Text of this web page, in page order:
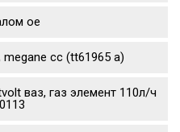
oe
cc (tt61965 a)
ваз, газ элемент 110л/ч